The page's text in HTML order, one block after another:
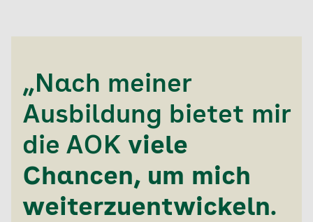
„Nach meiner
Ausbildung bietet mir
die AOK viele
Chancen, um mich
weiterzuentwickeln.